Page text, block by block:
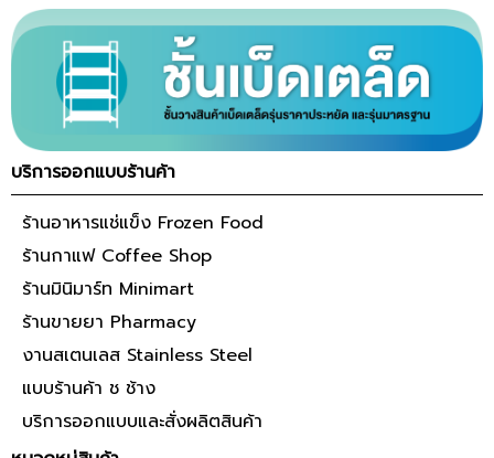
บริการออกแบบร้านค้า
ร้านอาหารแช่แข็ง Frozen Food
ร้านกาแฟ Coffee Shop
ร้านมินิมาร์ท Minimart
ร้านขายยา Pharmacy
งานสเตนเลส Stainless Steel
แบบร้านค้า ช ช้าง
บริการออกแบบและสั่งผลิตสินค้า